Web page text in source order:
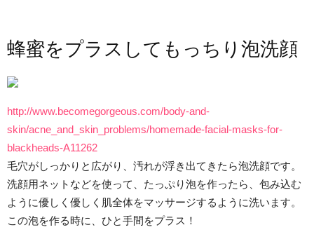
蜂蜜をプラスしてもっちり泡洗顔
http://www.becomegorgeous.com/body-and-
skin/acne_and_skin_problems/homemade-facial-masks-for-
blackheads-A11262
毛穴がしっかりと広がり、汚れが浮き出てきたら泡洗顔です。
洗顔用ネットなどを使って、たっぷり泡を作ったら、包み込む
ように優しく優しく肌全体をマッサージするように洗います。
この泡を作る時に、ひと手間をプラス！